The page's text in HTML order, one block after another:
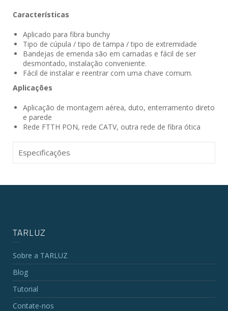
Características
Aplicado para fibra bunchy
Tipo de cúpula / tipo de tampa / tipo de extremidade
Bandejas de emenda são em camadas e fácil de ser
desmontado, instalação conveniente.
Fácil de instalar e reentrar com uma chave comum.
Aplicações
Aplicação de montagem aérea, duto, enterramento direto
e parede
Rede FTTH PON, rede CATV, outra rede de fibra ótica
Especificações
TARLUZ
Sobre a TARLUZ
Blog
Tutorial
Contate-nos